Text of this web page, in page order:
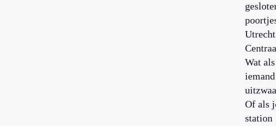
Utrecht
Wat
Of als
station